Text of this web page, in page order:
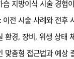
슴 지방이식 시술 경험
이전 시술 사례와 전후
환경, 장비, 위생 상태
맞춤형 접근법과 예상